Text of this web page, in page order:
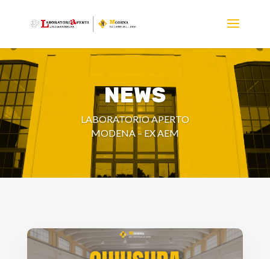
NEWS
LABORATORIO APERTO
MODENA – EX AEM